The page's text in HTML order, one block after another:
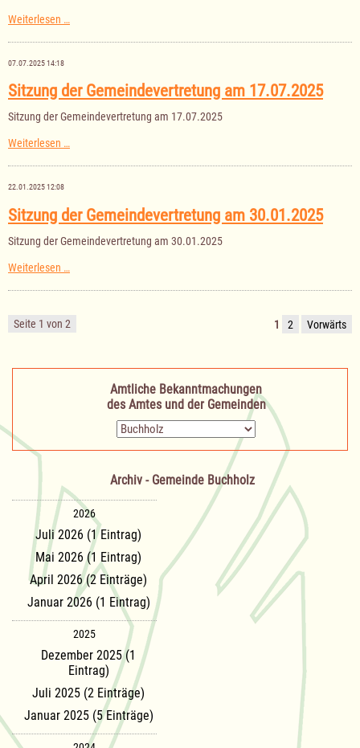
Weiterlesen …
der
das
2025
07.07.2025 14:18
Sitzung der Gemeindevertretung am 17.07.2025
Sitzung der Gemeindevertretung am 17.07.2025
Weiterlesen …Sitzung
Gemeindevertretung
22.01.2025 12:08
Sitzung der Gemeindevertretung am 30.01.2025
Sitzung der Gemeindevertretung am 30.01.2025
Weiterlesen …
Gemeindevertretung
30.01.2025
Seite 1 von 2 1 2 Vorwärts
Amtliche Bekanntmachungen
des Amtes und der Gemeinden
Zielseite
Archiv - Gemeinde Buchholz
2026
Juli 2026 (1 Eintrag)
Mai 2026 (1 Eintrag)
April 2026 (2 Einträge)
Januar 2026 (1 Eintrag)
2025
Dezember 2025 (1
Eintrag)
Juli 2025 (2 Einträge)
Januar 2025 (5 Einträge)